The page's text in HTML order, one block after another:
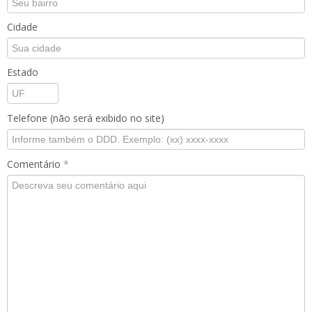
Cidade
Estado
Telefone (não será exibido no site)
Comentário *